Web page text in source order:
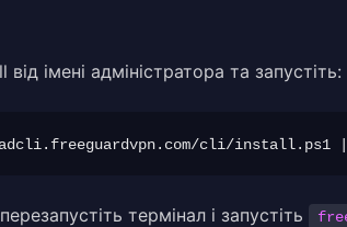
імені адміністратора та запустіть:
термінал і запустіть